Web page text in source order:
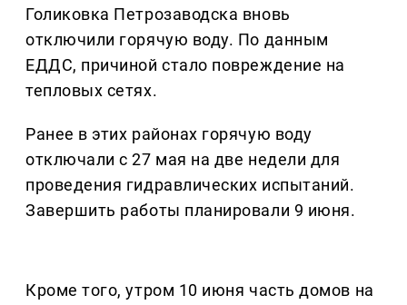
Голиковка Петрозаводска вновь
отключили горячую воду. По данным
ЕДДС, причиной стало повреждение на
тепловых сетях.
Ранее в этих районах горячую воду
отключали с 27 мая на две недели для
проведения гидравлических испытаний.
Завершить работы планировали 9 июня.
Кроме того, утром 10 июня часть домов на